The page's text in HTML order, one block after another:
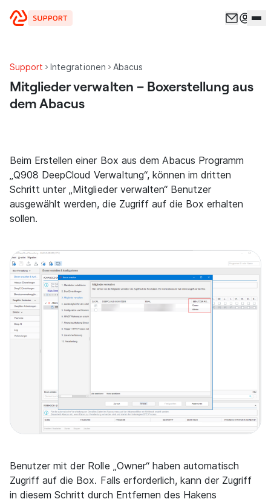
Support Integrationen Abacus
Mitglieder verwalten – Boxerstellung aus
dem Abacus
Beim Erstellen einer Box aus dem Abacus Programm
„Q908 DeepCloud Verwaltung“, können im dritten
Schritt unter „Mitglieder verwalten“ Benutzer
ausgewählt werden, die Zugriff auf die Box erhalten
sollen.
Benutzer mit der Rolle „Owner“ haben automatisch
Zugriff auf die Box. Falls erforderlich, kann der Zugriff
in diesem Schritt durch Entfernen des Hakens